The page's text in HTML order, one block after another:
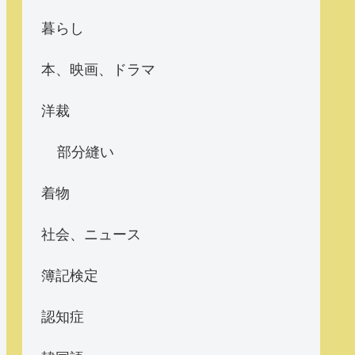
暮らし
本、映画、ドラマ
洋裁
部分縫い
着物
社会、ニュース
簿記検定
認知症